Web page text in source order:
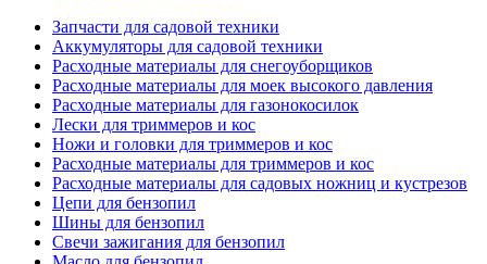
Запчасти для садовой техники
Аккумуляторы для садовой техники
Расходные материалы для снегоуборщиков
Расходные материалы для моек высокого давления
Расходные материалы для газонокосилок
Лески для триммеров и кос
Ножи и головки для триммеров и кос
Расходные материалы для триммеров и кос
Расходные материалы для садовых ножниц и кустрезов
Цепи для бензопил
Шины для бензопил
Свечи зажигания для бензопил